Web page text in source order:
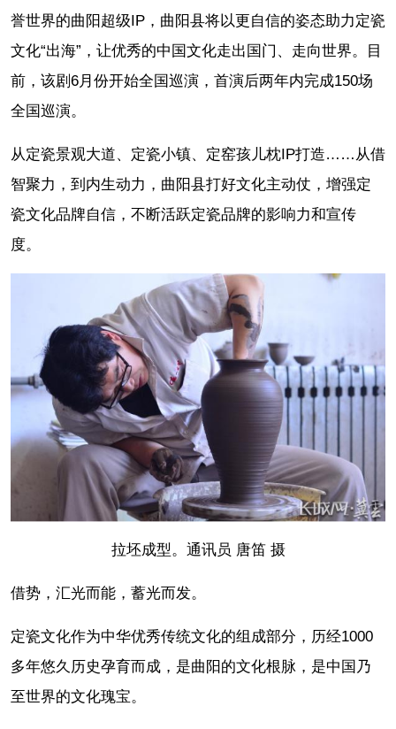
誉世界的曲阳超级IP，曲阳县将以更自信的姿态助力定瓷
文化“出海”，让优秀的中国文化走出国门、走向世界。目
前，该剧6月份开始全国巡演，首演后两年内完成150场
全国巡演。
从定瓷景观大道、定瓷小镇、定窑孩儿枕IP打造……从借
智聚力，到内生动力，曲阳县打好文化主动仗，增强定
瓷文化品牌自信，不断活跃定瓷品牌的影响力和宣传
度。
拉坯成型。通讯员 唐笛 摄
借势，汇光而能，蓄光而发。
定瓷文化作为中华优秀传统文化的组成部分，历经1000
多年悠久历史孕育而成，是曲阳的文化根脉，是中国乃
至世界的文化瑰宝。